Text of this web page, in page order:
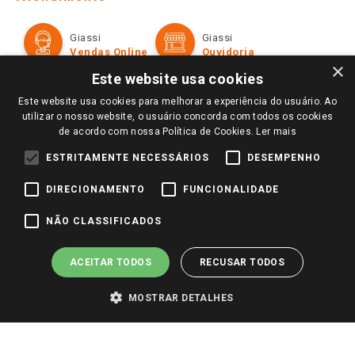
Televendas
Perguntas frequentes
Trabalhe Conosco
Identidade Visual
Formas de Pagamento
Políticas de entrega
Trocas e Devoluções
Giassi
Vendas Online
Giassi
Ouvidoria
Redes Sociais
Pagamento e Segurança
×
Este website usa cookies
Este website usa cookies para melhorar a experiência do usuário. Ao
utilizar o nosso website, o usuário concorda com todos os cookies
de acordo com nossa Política de Cookies. Ler mais
ESTRITAMENTE NECESSÁRIOS DESEMPENHO
DIRECIONAMENTO FUNCIONALIDADE
NÃO CLASSIFICADOS
ACEITAR TODOS RECUSAR TODOS
MOSTRAR DETALHES